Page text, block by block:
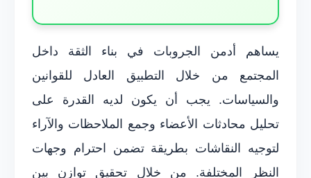
يساهم أدمن الجروبات في بناء الثقة داخل
المجتمع من خلال التطبيق العادل للقوانين
والسياسات. يجب أن يكون لديه القدرة على
تحليل محادثات الأعضاء وجمع الملاحظات والآراء
لتوجيه النقاشات بطريقة تضمن احترام وجهات
النظر المختلفة. من خلال تحقيق توازن بين